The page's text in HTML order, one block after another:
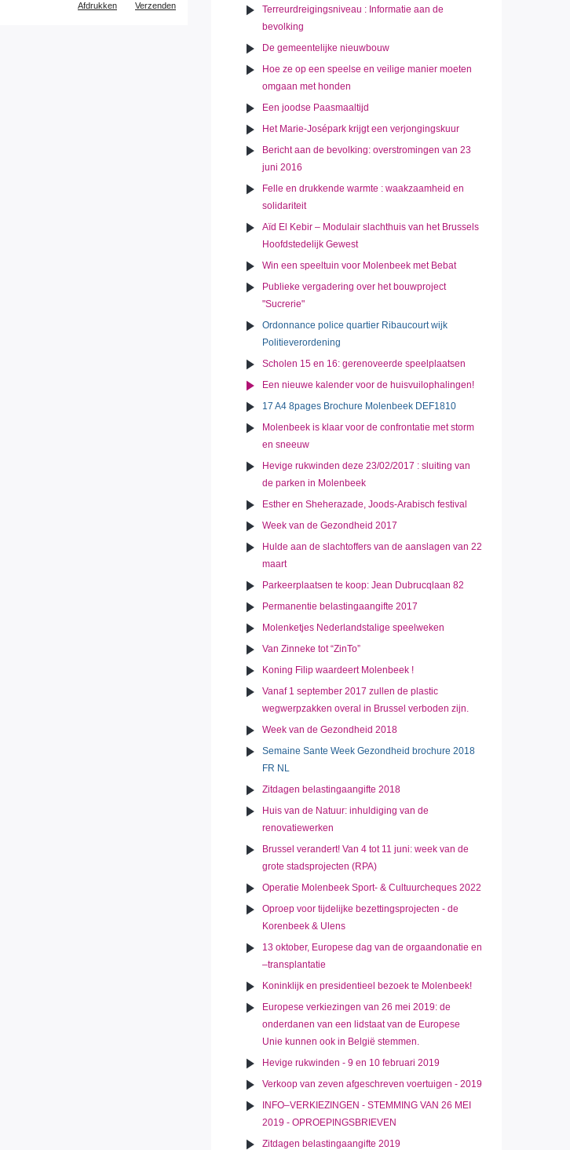
Afdrukken Verzenden
Terreurdreigingsniveau : Informatie aan de
bevolking
De gemeentelijke nieuwbouw
Hoe ze op een speelse en veilige manier moeten
omgaan met honden
Een joodse Paasmaaltijd
Het Marie-Josépark krijgt een verjongingskuur
Bericht aan de bevolking: overstromingen van 23
juni 2016
Felle en drukkende warmte : waakzaamheid en
solidariteit
Aïd El Kebir – Modulair slachthuis van het Brussels
Hoofdstedelijk Gewest
Win een speeltuin voor Molenbeek met Bebat
Publieke vergadering over het bouwproject
"Sucrerie"
Ordonnance police quartier Ribaucourt wijk
Politieverordening
Scholen 15 en 16: gerenoveerde speelplaatsen
Een nieuwe kalender voor de huisvuilophalingen!
17 A4 8pages Brochure Molenbeek DEF1810
Molenbeek is klaar voor de confrontatie met storm
en sneeuw
Hevige rukwinden deze 23/02/2017 : sluiting van
de parken in Molenbeek
Esther en Sheherazade, Joods-Arabisch festival
Week van de Gezondheid 2017
Hulde aan de slachtoffers van de aanslagen van 22
maart
Parkeerplaatsen te koop: Jean Dubrucqlaan 82
Permanentie belastingaangifte 2017
Molenketjes Nederlandstalige speelweken
Van Zinneke tot “ZinTo”
Koning Filip waardeert Molenbeek !
Vanaf 1 september 2017 zullen de plastic
wegwerpzakken overal in Brussel verboden zijn.
Week van de Gezondheid 2018
Semaine Sante Week Gezondheid brochure 2018
FR NL
Zitdagen belastingaangifte 2018
Huis van de Natuur: inhuldiging van de
renovatiewerken
Brussel verandert! Van 4 tot 11 juni: week van de
grote stadsprojecten (RPA)
Operatie Molenbeek Sport- & Cultuurcheques 2022
Oproep voor tijdelijke bezettingsprojecten - de
Korenbeek & Ulens
13 oktober, Europese dag van de orgaandonatie en
–transplantatie
Koninklijk en presidentieel bezoek te Molenbeek!
Europese verkiezingen van 26 mei 2019: de
onderdanen van een lidstaat van de Europese
Unie kunnen ook in België stemmen.
Hevige rukwinden - 9 en 10 februari 2019
Verkoop van zeven afgeschreven voertuigen - 2019
INFO–VERKIEZINGEN - STEMMING VAN 26 MEI
2019 - OPROEPINGSBRIEVEN
Zitdagen belastingaangifte 2019